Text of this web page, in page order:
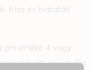
friss és hidratált
pH-értéke 4 vagy
irritációt, így ideális